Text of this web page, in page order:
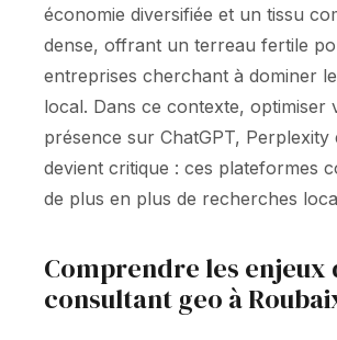
économie diversifiée et un tissu
dense, offrant un terreau fertile
entreprises cherchant à dominer
local. Dans ce contexte, optimiser
présence sur ChatGPT, Perplexity
devient critique : ces plateformes
de plus en plus de recherches
Comprendre les enjeux
consultant geo à